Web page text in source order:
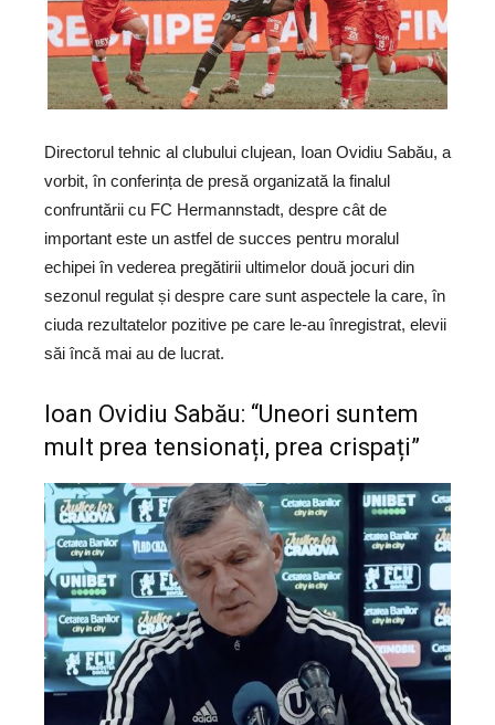
Directorul tehnic al clubului clujean, Ioan Ovidiu Sabău, a
vorbit, în conferința de presă organizată la finalul
confruntării cu FC Hermannstadt, despre cât de
important este un astfel de succes pentru moralul
echipei în vederea pregătirii ultimelor două jocuri din
sezonul regulat și despre care sunt aspectele la care, în
ciuda rezultatelor pozitive pe care le-au înregistrat, elevii
săi încă mai au de lucrat.
Ioan Ovidiu Sabău: “Uneori suntem
mult prea tensionați, prea crispați”